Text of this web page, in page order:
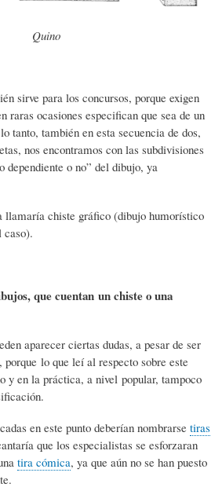
Quino
sirve para los concursos, porque exigen
raras ocasiones especifican que sea de un
tanto, también en esta secuencia de dos,
nos encontramos con las subdivisiones
dependiente o no” del dibujo, ya
llamaría chiste gráfico (dibujo humorístico
caso).
que cuentan un chiste o una
aparecer ciertas dudas, a pesar de ser
lo que leí al respecto sobre este
y en la práctica, a nivel popular, tampoco
en este punto deberían nombrarse tiras
que los especialistas se esforzaran
tira cómica, ya que aún no se han puesto